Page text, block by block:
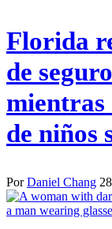
Florida
de
mientras
de niños
PorDaniel Chang